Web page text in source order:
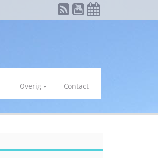
Overig Contact